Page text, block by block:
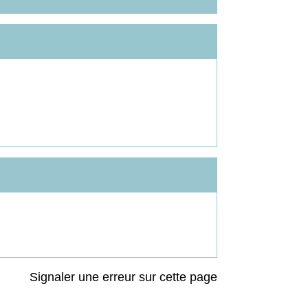
Signaler une erreur sur cette page